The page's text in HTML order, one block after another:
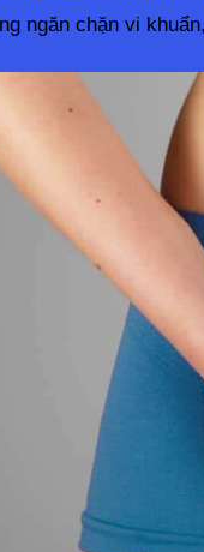
ngăn chặn vi